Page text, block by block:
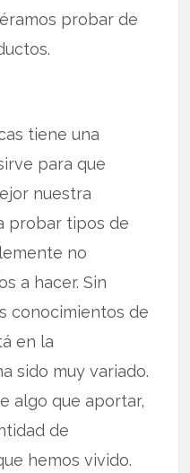
probar de
tiene una
para que
nuestra
probar tipos de
no
a hacer. Sin
conocimientos de
en la
sido muy variado.
algo que aportar,
de
hemos vivido.